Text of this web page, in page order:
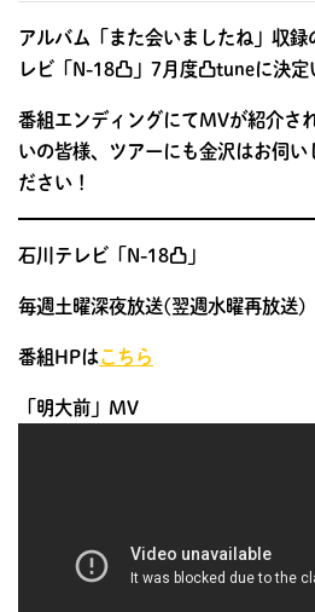
アルバム「また会いましたね」収
レビ「N-18凸」7月度凸tuneに決定
番組エンディングにてMVが紹介さ
いの皆様、ツアーにも金沢はお伺い
ださい！
石川テレビ「N-18凸」
毎週土曜深夜放送(翌週水曜再放送)
番組HPはこちら
「明大前」MV